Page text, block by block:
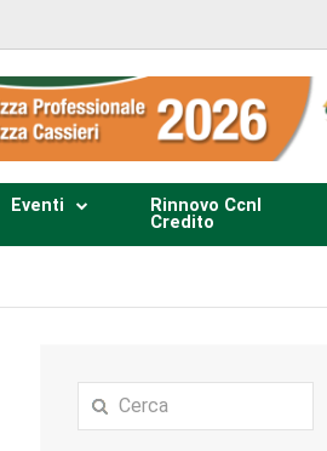
Eventi
Rinnovo Ccnl
Credito